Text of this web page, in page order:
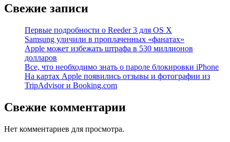
Свежие записи
Первые подробности о Reeder 3 для OS X
Samsung уличили в проплаченных «фанатах»
Apple может избежать штрафа в 530 миллионов
долларов
Все, что необходимо знать о пароле блокировки iPhone
На картах Apple появились отзывы и фотографии из
TripAdvisor и Booking.com
Свежие комментарии
Нет комментариев для просмотра.